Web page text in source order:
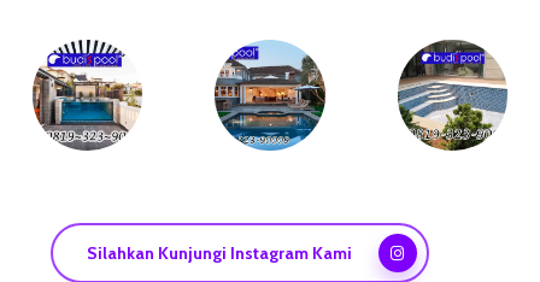
Silahkan Kunjungi Instagram Kami